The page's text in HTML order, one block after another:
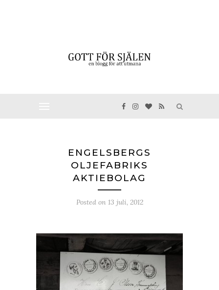
ENGELSBERGS
OLJEFABRIKS
AKTIEBOLAG
Posted on 13 juli, 2012